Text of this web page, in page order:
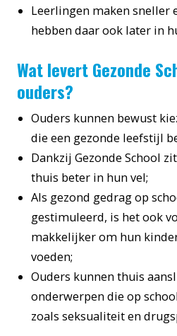
Leerlingen maken sneller
hebben daar ook later in
Wat levert Gezonde
ouders?
Ouders kunnen bewust
die een gezonde leefstijl
Dankzij Gezonde School
thuis beter in hun vel;
Als gezond gedrag op
gestimuleerd, is het ook
makkelijker om hun
voeden;
Ouders kunnen thuis
onderwerpen die op
zoals seksualiteit en